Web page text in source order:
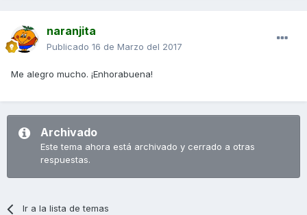
naranjita
Publicado 16 de Marzo del 2017
Me alegro mucho. ¡Enhorabuena!
Archivado
Este tema ahora está archivado y cerrado a otras
respuestas.
Ir a la lista de temas